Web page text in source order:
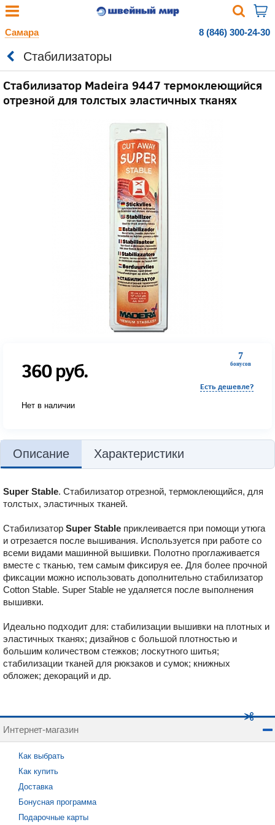
Самара 8 (846) 300-24-30
Стабилизаторы
Стабилизатор Madeira 9447 термоклеющийся
отрезной для толстых эластичных тканях
7
бонусов
360руб.
Есть дешевле?
Нет в наличии
Описание Характеристики
Super Stable. Стабилизатор отрезной, термоклеющийся, для
толстых, эластичных тканей.
Стабилизатор Super Stable приклеивается при помощи утюга
и отрезается после вышивания. Используется при работе со
всеми видами машинной вышивки. Полотно проглаживается
вместе с тканью, тем самым фиксируя ее. Для более прочной
фиксации можно использовать дополнительно стабилизатор
Cotton Stable. Super Stable не удаляется после выполнения
вышивки.
Идеально подходит для: стабилизации вышивки на плотных и
эластичных тканях; дизайнов с большой плотностью и
большим количеством стежков; лоскутного шитья;
стабилизации тканей для рюкзаков и сумок; книжных
обложек; декораций и др.
Интернет-магазин
Как выбрать
Как купить
Доставка
Бонусная программа
Подарочные карты